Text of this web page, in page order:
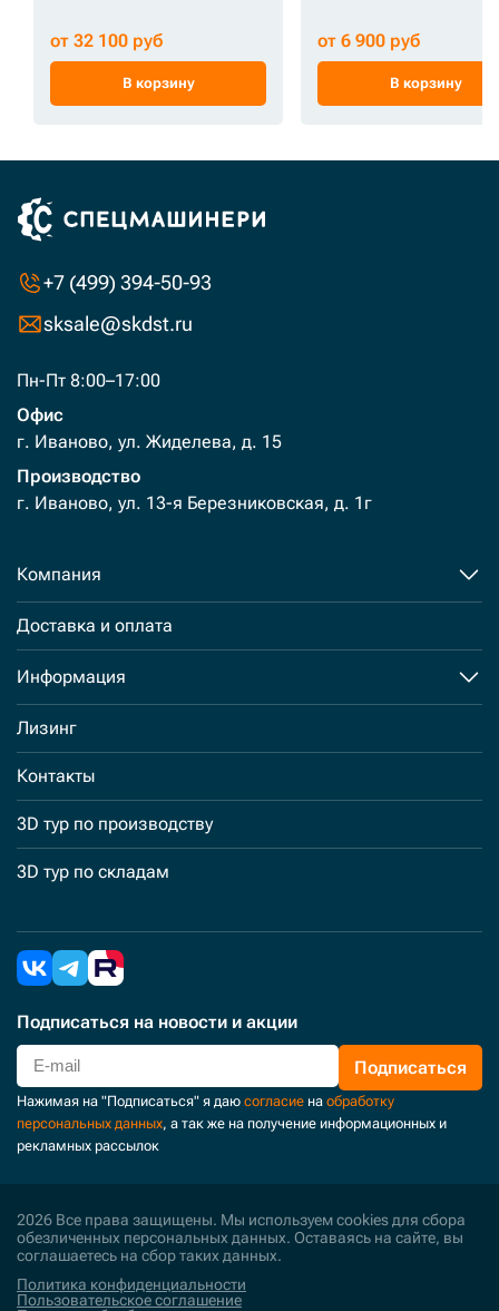
от 32 100 руб
В корзину
от 6 900 руб
В корзину
+7 (499) 394-50-93
sksale@skdst.ru
Пн-Пт 8:00–17:00
Офис
г. Иваново, ул. Жиделева, д. 15
Производство
г. Иваново, ул. 13-я Березниковская, д. 1г
Компания
Доставка и оплата
Информация
Лизинг
Контакты
3D тур по производству
3D тур по складам
Подписаться на новости и акции
Подписаться
Нажимая на "Подписаться" я даю согласие на обработку
персональных данных, а так же на получение информационных и
рекламных рассылок
2026 Все права защищены. Мы используем cookies для сбора
обезличенных персональных данных. Оставаясь на сайте, вы
соглашаетесь на сбор таких данных.
Политика конфиденциальности
Пользовательское соглашение